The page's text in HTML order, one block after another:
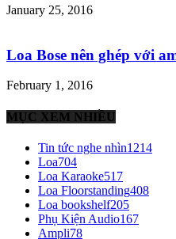
January 25, 2016
Loa Bose nên ghép với
February 1, 2016
MỤC XEM NHIỀU
Tin tức nghe nhìn1214
Loa704
Loa Karaoke517
Loa Floorstanding408
Loa bookshelf205
Phụ Kiện Audio167
Ampli78